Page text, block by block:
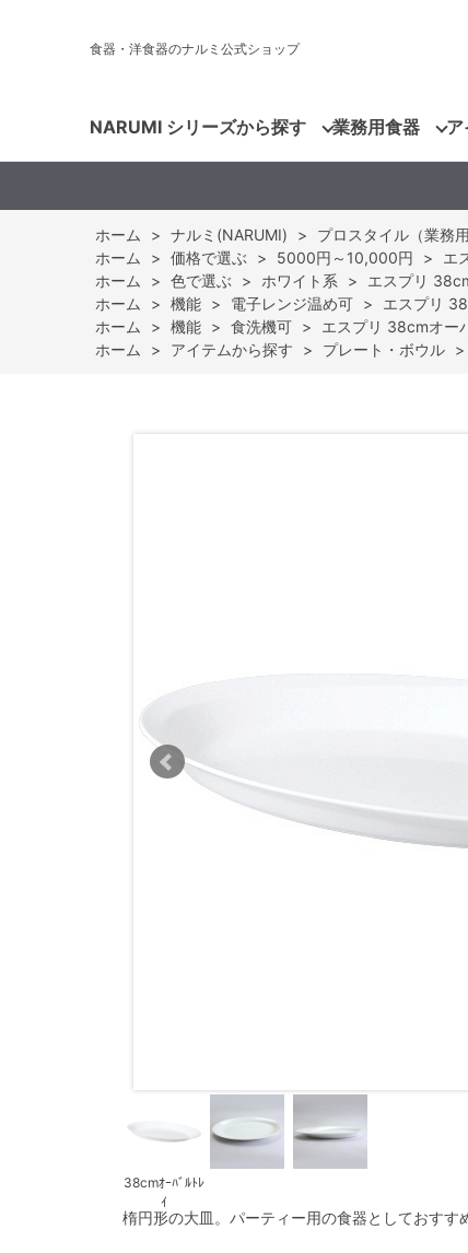
食器・洋食器のナルミ公式ショップ
NARUMI シリーズから探す 業務用食器 ア
ホーム > ナルミ(NARUMI) > プロスタイル（業務用
ホーム
> 価格で選ぶ > 5000円～10,000円 >
エ
ホーム
> 色で選ぶ > ホワイト系 >
エスプリ
ホーム
> 機能 > 電子レンジ温め可 >
エスプリ
ホーム
> 機能 > 食洗機可 >
エスプリ 38cmオー
ホーム
> アイテムから探す > プレート・ボウル >
38cmｵｰﾊﾞﾙﾄﾚ
ｲ
楕円形の大皿。パーティー用の食器としておすす